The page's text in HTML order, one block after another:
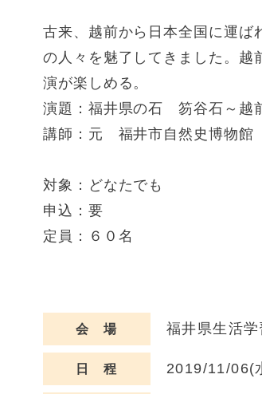
古来、越前から日本全国に運ば
の人々を魅了してきました。越
演が楽しめる。
演題：福井県の石 笏谷石～越
講師：元 福井市自然史博
対象：どなたでも
申込：要
定員：６０名
会 場 福井県生活
日 程 2019/11/06(